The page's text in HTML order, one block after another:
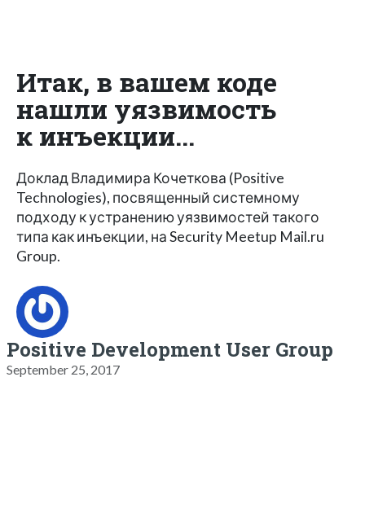
Итак, в вашем коде
нашли уязвимость
к инъекции...
Доклад Владимира Кочеткова (Positive
Technologies), посвященный системному
подходу к устранению уязвимостей такого
типа как инъекции, на Security Meetup Mail.ru
Group.
Positive Development User Group
September 25, 2017